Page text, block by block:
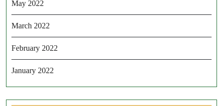
May 2022
March 2022
February 2022
January 2022